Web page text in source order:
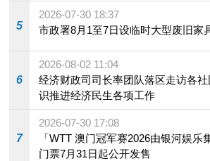
5
2026-07-30 18:37
市政署8月1至7日设临时大型废旧家
6
2026-08-02 11:04
经济财政司司长率团队落区走访各
识推进经济民生各项工作
7
2026-07-30 17:08
「WTT 澳门冠军赛2026由银河娱乐
门票7月31日起公开发售